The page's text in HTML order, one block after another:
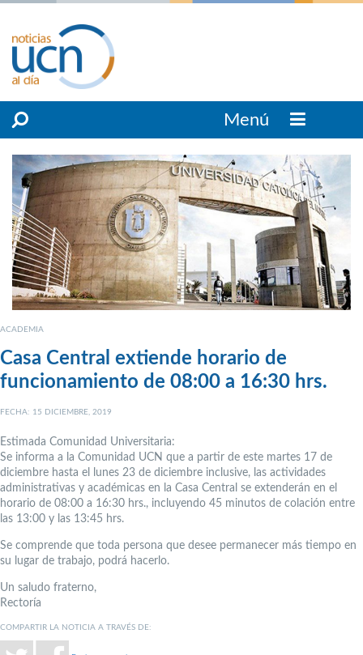
Menú
ACADEMIA
Casa Central extiende horario de
funcionamiento de 08:00 a 16:30 hrs.
FECHA: 15 DICIEMBRE, 2019
Estimada Comunidad Universitaria:
Se informa a la Comunidad UCN que a partir de este martes 17 de
diciembre hasta el lunes 23 de diciembre inclusive, las actividades
administrativas y académicas en la Casa Central se extenderán en el
horario de 08:00 a 16:30 hrs., incluyendo 45 minutos de colación entre
las 13:00 y las 13:45 hrs.
Se comprende que toda persona que desee permanecer más tiempo en
su lugar de trabajo, podrá hacerlo.
Un saludo fraterno,
Rectoría
COMPARTIR LA NOTICIA A TRAVÉS DE: